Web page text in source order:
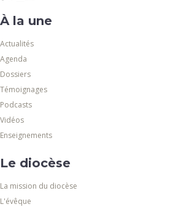
À la une
Actualités
Agenda
Dossiers
Témoignages
Podcasts
Vidéos
Enseignements
Le diocèse
La mission du diocèse
L'évêque